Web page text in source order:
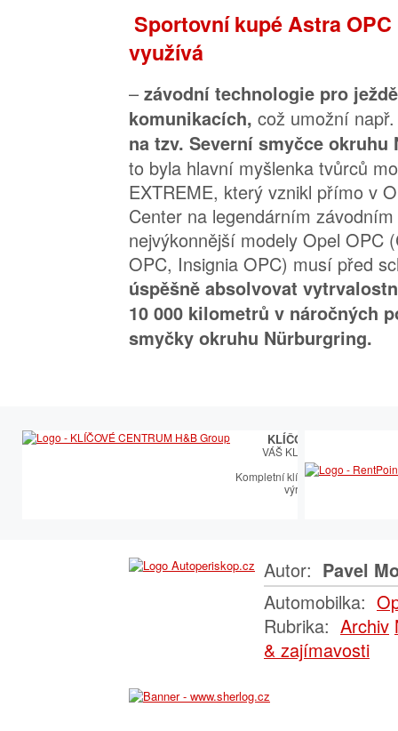
Sportovní kupé Astra OPC
využívá
– závodní technologie pro
komunikacích, což umožní
na tzv. Severní smyčce okruhu
to byla hlavní myšlenka tvůrců
EXTREME, který vznikl přímo v
Center na legendárním
nejvýkonnější modely Opel OPC
OPC, Insignia OPC) musí před
úspěšně absolvovat
10 000 kilometrů v náročných
smyčky okruhu Nürburgring.
KLÍČOVÉ CENTRUM
VÁŠ KLÍČOVÝ PARTNER
Kompletní klíčařský sortiment
výroby autoklíčů
Autor: Pavel
Automobilka:
Rubrika: Archiv
& zajímavosti